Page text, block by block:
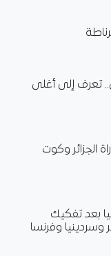
تعرف إلى أغلى
الجزائر وكوت
بعد تفكيك
وسردينيا وفرنسا